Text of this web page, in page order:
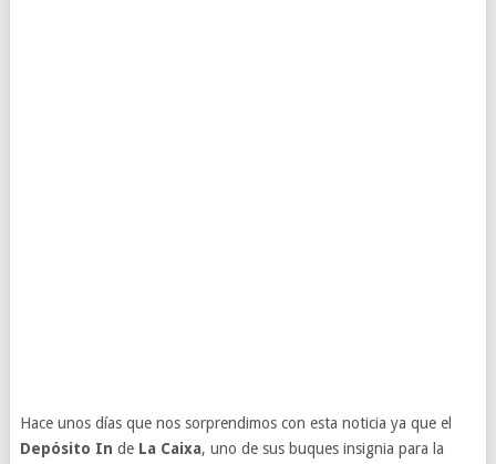
Hace unos días que nos sorprendimos con esta noticia ya que el
Depósito In de La Caixa, uno de sus buques insignia para la